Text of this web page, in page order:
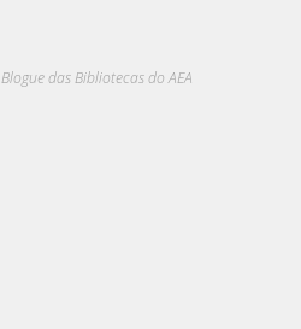
Blogue das Bibliotecas do AEA